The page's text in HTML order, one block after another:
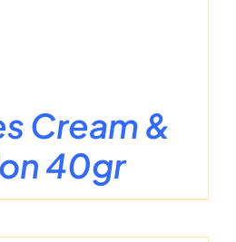
Cream &
40gr